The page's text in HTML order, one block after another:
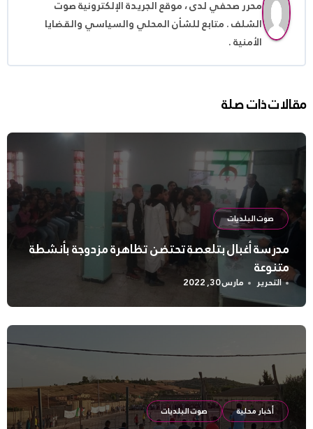
محرر صحفي لدى ، موقع الجريدة الإلكترونية صوت
الشلف . متابع للشأن المحلي والسياسي والقضايا
الأمنية .
مقالات ذات صلة
صوت البلديات
مدرسة أغبال بتلعصة تحتضن تظاهرة مزدوجة بأنشطة
متنوعة
التحرير مارس 30, 2022
أخبار محلية صوت البلديات